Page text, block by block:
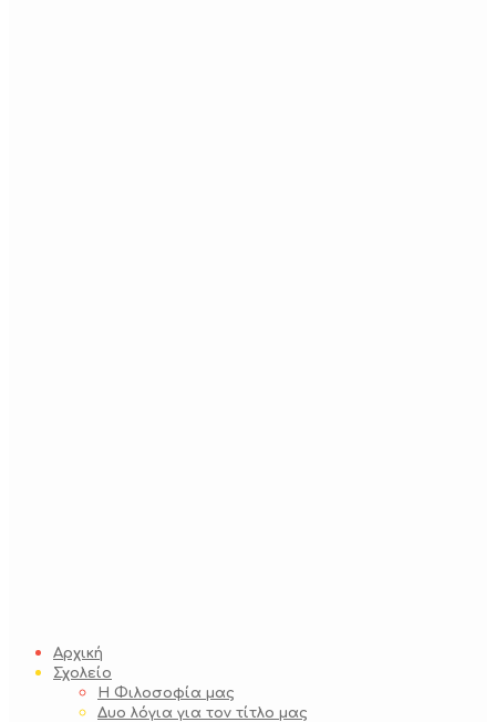
Αρχική
Σχολείο
Η Φιλοσοφία μας
Δυο λόγια για τον τίτλο μας